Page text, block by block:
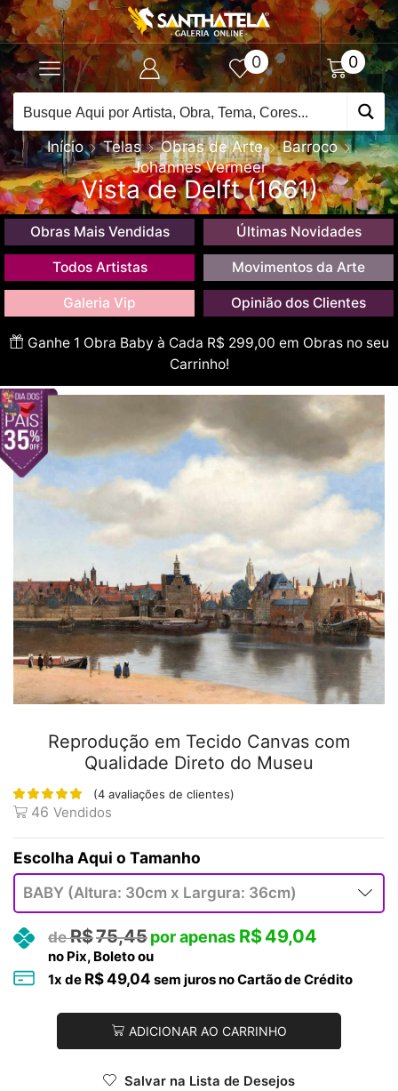
0 0
Início Telas Obras de Arte
Barroco
Johannes Vermeer
Vista de Delft (1661)
Obras Mais Vendidas Últimas Novidades
Todos Artistas Movimentos da Arte
Galeria Vip Opinião dos Clientes
Ganhe 1 Obra Baby à Cada R$ 299,00 em Obras no seu
Carrinho!
Reprodução em Tecido Canvas com
Qualidade Direto do Museu
(4 avaliações de clientes)
46 Vendidos
Tamanho
R$75,45 R$49,04
no Pix, Boleto ou
1x de R$49,04 sem juros no Cartão de Crédito
ADICIONAR AO CARRINHO
Salvar na Lista de Desejos